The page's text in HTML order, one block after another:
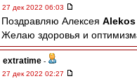
27 дек 2022 06:03
Поздравляю Алексея Alekos
Желаю здоровья и
extratime -
27 дек 2022 02:27